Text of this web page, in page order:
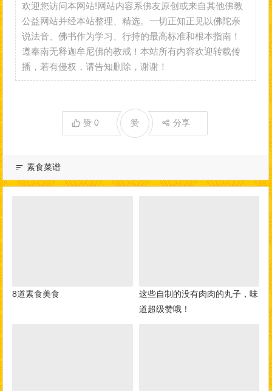
欢迎您访问本网站!网站内容系佛友原创或来自其他佛教
公益网站并经本站整理、精选。一切正知正见以佛陀亲
说法音、佛书作为学习、行持的最高标准和根本指南！
遵奉南无释迦牟尼佛的教戒！本站所有内容欢迎转载传
播，若有侵权，请告知删除，谢谢！
赞0 分享
赞
素食菜谱
8道素食美食
这些自制的没有肉肉的丸子，味
道超级赞哦！